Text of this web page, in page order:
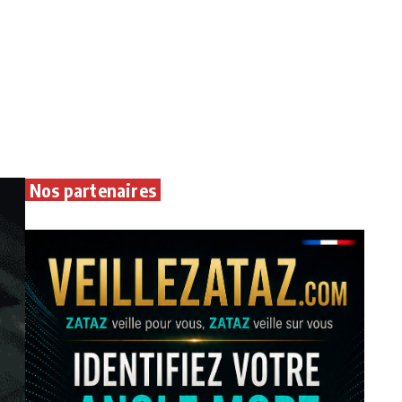
Nos partenaires